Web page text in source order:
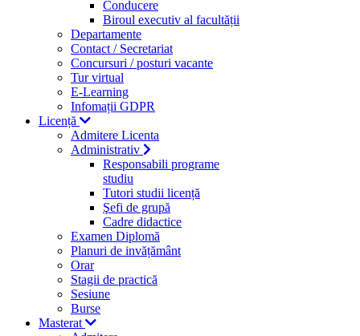
Conducere
Biroul executiv al facultății
Departamente
Contact / Secretariat
Concursuri / posturi vacante
Tur virtual
E-Learning
Infomații GDPR
Licență
Admitere Licenta
Administrativ
Responsabili programe
studiu
Tutori studii licență
Şefi de grupă
Cadre didactice
Examen Diplomă
Planuri de invățământ
Orar
Stagii de practică
Sesiune
Burse
Masterat